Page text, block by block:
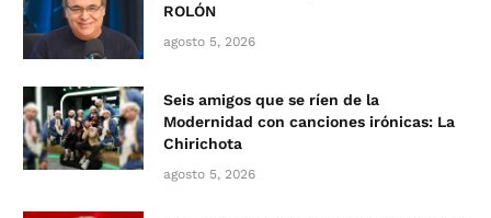
ROLÓN
agosto 5, 2026
Seis amigos que se ríen de la
Modernidad con canciones irónicas: La
Chirichota
agosto 5, 2026